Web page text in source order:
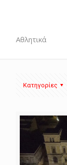
Αθλητικά
Κατηγορίες